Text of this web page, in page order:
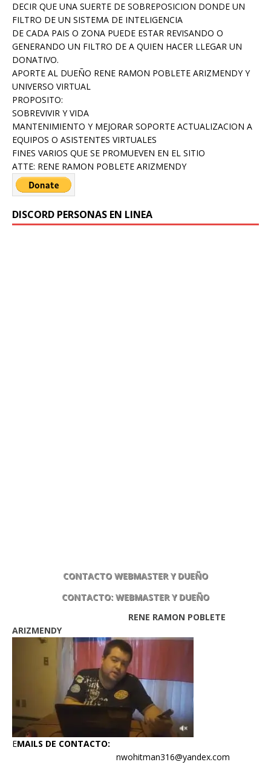
DECIR QUE UNA SUERTE DE SOBREPOSICION DONDE UN
FILTRO DE UN SISTEMA DE INTELIGENCIA
DE CADA PAIS O ZONA PUEDE ESTAR REVISANDO O
GENERANDO UN FILTRO DE A QUIEN HACER LLEGAR UN
DONATIVO.
APORTE AL DUEÑO RENE RAMON POBLETE ARIZMENDY Y
UNIVERSO VIRTUAL
PROPOSITO:
SOBREVIVIR Y VIDA
MANTENIMIENTO Y MEJORAR SOPORTE ACTUALIZACION A
EQUIPOS O ASISTENTES VIRTUALES
FINES VARIOS QUE SE PROMUEVEN EN EL SITIO
ATTE: RENE RAMON POBLETE ARIZMENDY
DISCORD PERSONAS EN LINEA
CONTACTO WEBMASTER Y DUEÑO
CONTACTO: WEBMASTER Y DUEÑO
RENE RAMON POBLETE
ARIZMENDY
EMAILS DE CONTACTO:
nwohitman316@yandex.com